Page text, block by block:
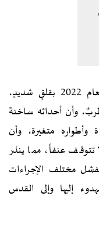
تنظر سلطات الاحتلال الإسرائيلي إلى العام 2022 بقلقٍ شديدٍ،
وأن أحداثه ساخنة
متغيرة، وأن
تتوقف عنفاً، مما ينذر
مختلف الإجراءات
إليها وإلى القدس